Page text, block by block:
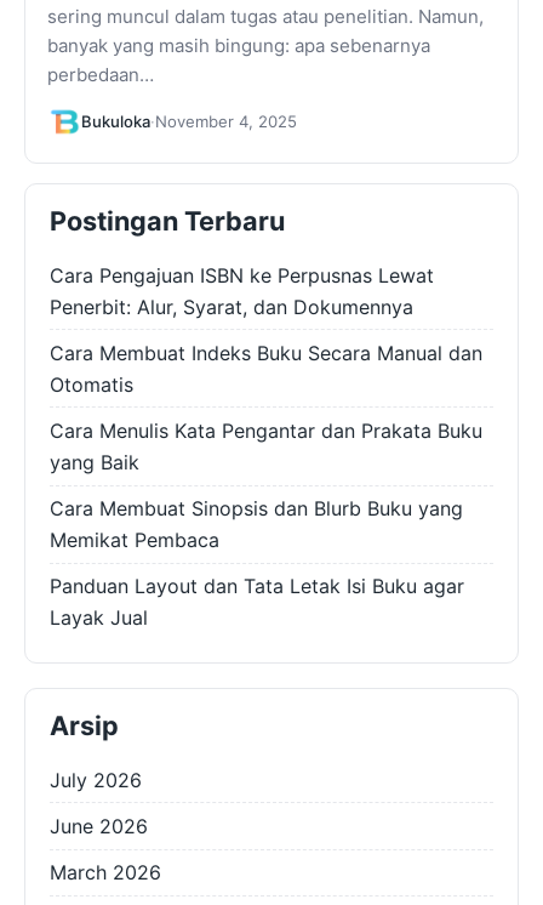
sering muncul dalam tugas atau penelitian. Namun,
banyak yang masih bingung: apa sebenarnya
perbedaan…
Bukuloka·November 4, 2025
Postingan Terbaru
Cara Pengajuan ISBN ke Perpusnas Lewat
Penerbit: Alur, Syarat, dan Dokumennya
Cara Membuat Indeks Buku Secara Manual dan
Otomatis
Cara Menulis Kata Pengantar dan Prakata Buku
yang Baik
Cara Membuat Sinopsis dan Blurb Buku yang
Memikat Pembaca
Panduan Layout dan Tata Letak Isi Buku agar
Layak Jual
Arsip
July 2026
June 2026
March 2026